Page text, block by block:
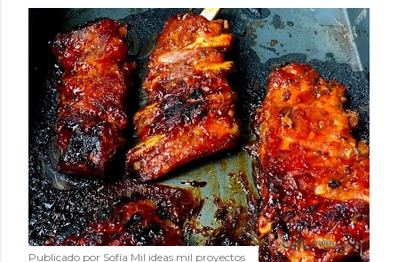
Publicado por Sofía Mil ideas mil proyectos